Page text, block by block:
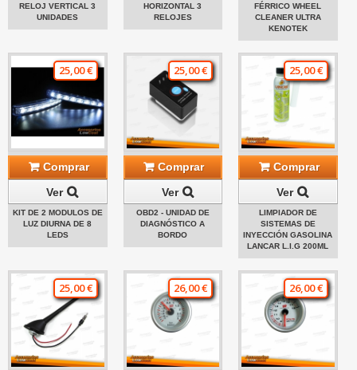
RELOJ VERTICAL 3
UNIDADES
HORIZONTAL 3
RELOJES
FÉRRICO WHEEL
CLEANER ULTRA
KENOTEK
25,00 €
Comprar
Ver
KIT DE 2 MODULOS DE
LUZ DIURNA DE 8
LEDS
25,00 €
Comprar
Ver
OBD2 - UNIDAD DE
DIAGNÓSTICO A
BORDO
25,00 €
Comprar
Ver
LIMPIADOR DE
SISTEMAS DE
INYECCIÓN GASOLINA
LANCAR L.I.G 200ML
25,00 € 26,00 € 26,00 €